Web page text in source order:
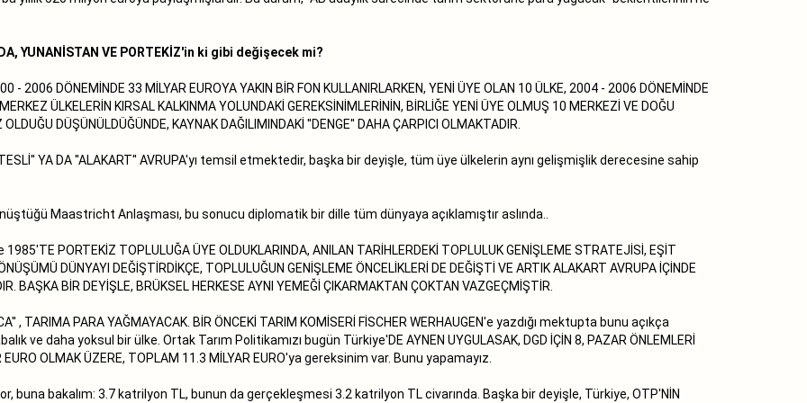
YUNANİSTAN VE PORTEKİZ'in ki gibi değişecek mi?
- 2006 DÖNEMİNDE 33 MİLYAR EUROYA YAKIN BİR FON KULLANIRLARKEN, YENİ ÜYE OLAN 10 ÜLKE, 2004 - 2006 DÖNEMİNDE
ÜLKELERİN KIRSAL KALKINMA YOLUNDAKİ GEREKSİNİMLERİNİN, BİRLİĞE YENİ ÜYE OLMUŞ 10 MERKEZİ VE DOĞU
DÜŞÜNÜLDÜĞÜNDE, KAYNAK DAĞILIMINDAKİ ''DENGE'' DAHA ÇARPICI OLMAKTADIR.
YA DA ''ALAKART'' AVRUPA'yı temsil etmektedir, başka bir deyişle, tüm üye ülkelerin aynı gelişmişlik derecesine sahip
Maastricht Anlaşması, bu sonucu diplomatik bir dille tüm dünyaya açıklamıştır aslında..
PORTEKİZ TOPLULUĞA ÜYE OLDUKLARINDA, ANILAN TARİHLERDEKİ TOPLULUK GENİŞLEME STRATEJİSİ, EŞİT
DÜNYAYI DEĞİŞTİRDİKÇE, TOPLULUĞUN GENİŞLEME ÖNCELİKLERİ DE DEĞİŞTİ VE ARTIK ALAKART AVRUPA İÇİNDE
BAŞKA BİR DEYİŞLE, BRÜKSEL HERKESE AYNI YEMEĞİ ÇIKARMAKTAN ÇOKTAN VAZGEÇMİŞTİR.
, TARIMA PARA YAĞMAYACAK. BİR ÖNCEKİ TARIM KOMİSERİ FİSCHER WERHAUGEN'e yazdığı mektupta bunu açıkça
ve daha yoksul bir ülke. Ortak Tarım Politikamızı bugün Türkiye'DE AYNEN UYGULASAK, DGD İÇİN 8, PAZAR ÖNLEMLERİ
EURO OLMAK ÜZERE, TOPLAM 11.3 MİLYAR EURO'ya gereksinim var. Bunu yapamayız.
buna bakalım: 3.7 katrilyon TL, bunun da gerçekleşmesi 3.2 katrilyon TL civarında. Başka bir deyişle, Türkiye, OTP'NİN